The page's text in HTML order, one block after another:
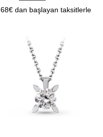
68€ dan başlayan taksitlerle